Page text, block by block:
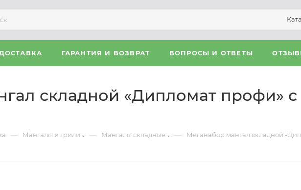
ГАРАНТИЯ И ВОЗВРАТ ВОПРОСЫ И ОТВЕТЫ
складной «Дипломат профи»
— Мангалы и грили — Мангалы складные — Меганабор мангал складной